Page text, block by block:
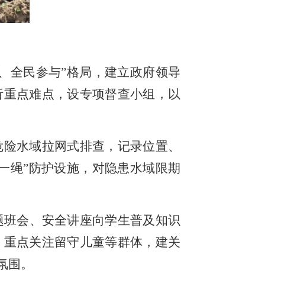
全民参与”格局，建立政府领导
点难点，设专项督查小组，以
水域拉网式排查，记录位置、
绳”防护设施，对隐患水域限期
会、安全讲座向学生普及知识
点关注留守儿童等群体，建关
。